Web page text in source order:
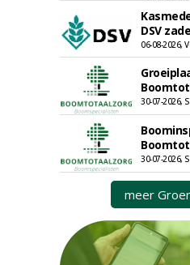
DSV
06-08-2026,
30-07-2026,
30-07-2026,
meer